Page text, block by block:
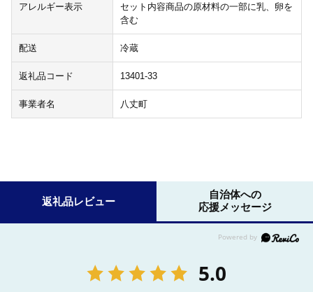
アレルギー表示
セット内容商品の原材料の一部に乳、卵を
含む
配送 冷蔵
返礼品コード 13401-33
事業者名 八丈町
返礼品レビュー
自治体への
応援メッセージ
5.0